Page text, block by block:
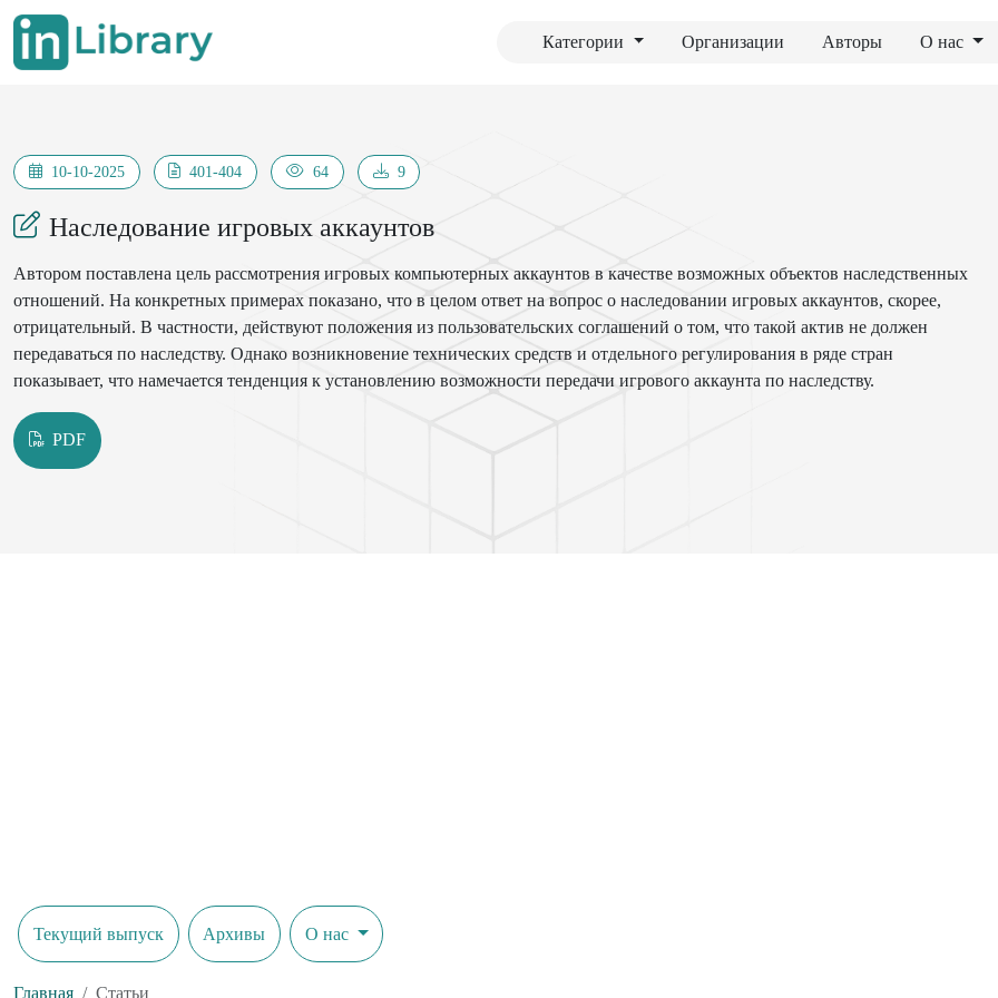
Категории Организации Авторы О нас
10-10-2025 401-404 64 9
Наследование игровых аккаунтов
Автором поставлена цель рассмотрения игровых компьютерных аккаунтов в качестве возможных объектов наследственных
отношений. На конкретных примерах показано, что в целом ответ на вопрос о наследовании игровых аккаунтов, скорее,
отрицательный. В частности, действуют положения из пользовательских соглашений о том, что такой актив не должен
передаваться по наследству. Однако возникновение технических средств и отдельного регулирования в ряде стран
показывает, что намечается тенденция к установлению возможности передачи игрового аккаунта по наследству.
PDF
Текущий выпуск Архивы О нас
Главная Статьи